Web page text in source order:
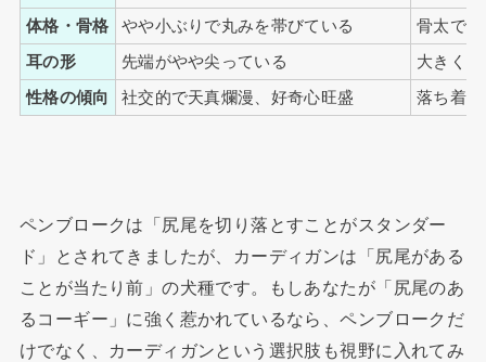
体格・骨格 やや小ぶりで丸みを帯びている 骨太で
耳の形 先端がやや尖っている 大きく
性格の傾向 社交的で天真爛漫、好奇心旺盛 落ち着
ペンブロークは「尻尾を切り落とすことがスタンダー
ド」とされてきましたが、カーディガンは「尻尾がある
ことが当たり前」の犬種です。もしあなたが「尻尾のあ
るコーギー」に強く惹かれているなら、ペンブロークだ
けでなく、カーディガンという選択肢も視野に入れてみ